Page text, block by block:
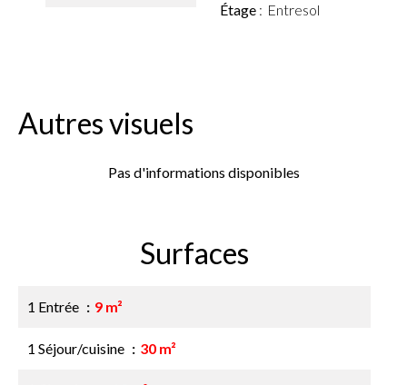
Étage Entresol
Autres visuels
Pas d'informations disponibles
Surfaces
1 Entrée 9 m²
1 Séjour/cuisine 30 m²